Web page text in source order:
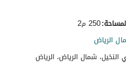
:250 م2
الرياض
شمال الرياض، الرياض